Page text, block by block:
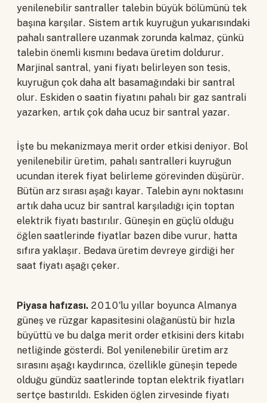
yenilenebilir santraller talebin büyük bölümünü tek
başına karşılar. Sistem artık kuyruğun yukarısındaki
pahalı santrallere uzanmak zorunda kalmaz, çünkü
talebin önemli kısmını bedava üretim doldurur.
Marjinal santral, yani fiyatı belirleyen son tesis,
kuyruğun çok daha alt basamağındaki bir santral
olur. Eskiden o saatin fiyatını pahalı bir gaz santrali
yazarken, artık çok daha ucuz bir santral yazar.
İşte bu mekanizmaya merit order etkisi deniyor. Bol
yenilenebilir üretim, pahalı santralleri kuyruğun
ucundan iterek fiyat belirleme görevinden düşürür.
Bütün arz sırası aşağı kayar. Talebin aynı noktasını
artık daha ucuz bir santral karşıladığı için toptan
elektrik fiyatı bastırılır. Güneşin en güçlü olduğu
öğlen saatlerinde fiyatlar bazen dibe vurur, hatta
sıfıra yaklaşır. Bedava üretim devreye girdiği her
saat fiyatı aşağı çeker.
Piyasa hafızası. 2010'lu yıllar boyunca Almanya
güneş ve rüzgar kapasitesini olağanüstü bir hızla
büyüttü ve bu dalga merit order etkisini ders kitabı
netliğinde gösterdi. Bol yenilenebilir üretim arz
sırasını aşağı kaydırınca, özellikle güneşin tepede
olduğu gündüz saatlerinde toptan elektrik fiyatları
sertçe bastırıldı. Eskiden öğlen zirvesinde fiyatı